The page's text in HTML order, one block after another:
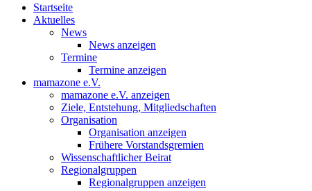
Startseite
Aktuelles
News
News anzeigen
Termine
Termine anzeigen
mamazone e.V.
mamazone e.V. anzeigen
Ziele, Entstehung, Mitgliedschaften
Organisation
Organisation anzeigen
Frühere Vorstandsgremien
Wissenschaftlicher Beirat
Regionalgruppen
Regionalgruppen anzeigen